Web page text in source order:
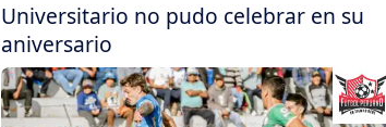
Universitario no pudo celebrar en su
aniversario